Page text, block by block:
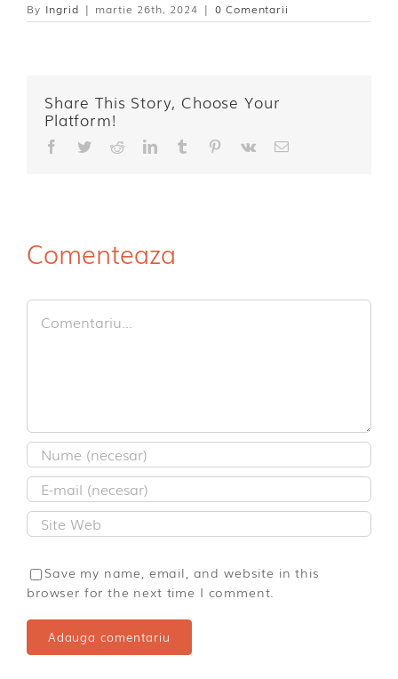
By Ingrid | martie 26th, 2024 | 0 Comentarii
Share This Story, Choose Your
Platform!
Facebook
TwitterRedditLinkedIn
TumblrPinterest
Vk
E-
Comenteaza
Comment
Save my name, email, and website in this
browser for the next time I comment.